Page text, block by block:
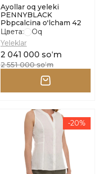
Ayollar oq yeleki
PENNYBLACK
Pbpcalcina o'lcham 42
Цвета:
Oq
Yeleklar
2 041 000 soʻm
2 551 000 soʻm
-20%